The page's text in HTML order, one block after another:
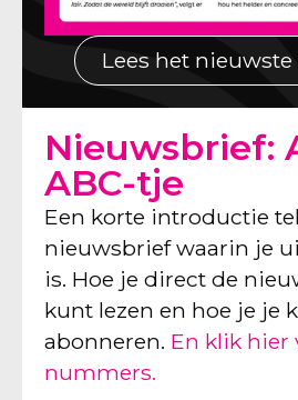
Lees het
Nieuwsbrief:
ABC-tje
Een korte introductie
nieuwsbrief waarin je
is. Hoe je direct de
kunt lezen en hoe je je
abonneren. En klik hier
nummers.